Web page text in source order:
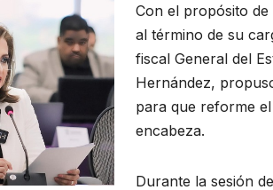
Con el propósito
al término de su
fiscal General del
Hernández,
para que reforme
encabeza.
Durante la sesión